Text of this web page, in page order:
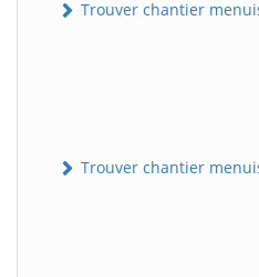
Trouver chantier
Trouver chantier